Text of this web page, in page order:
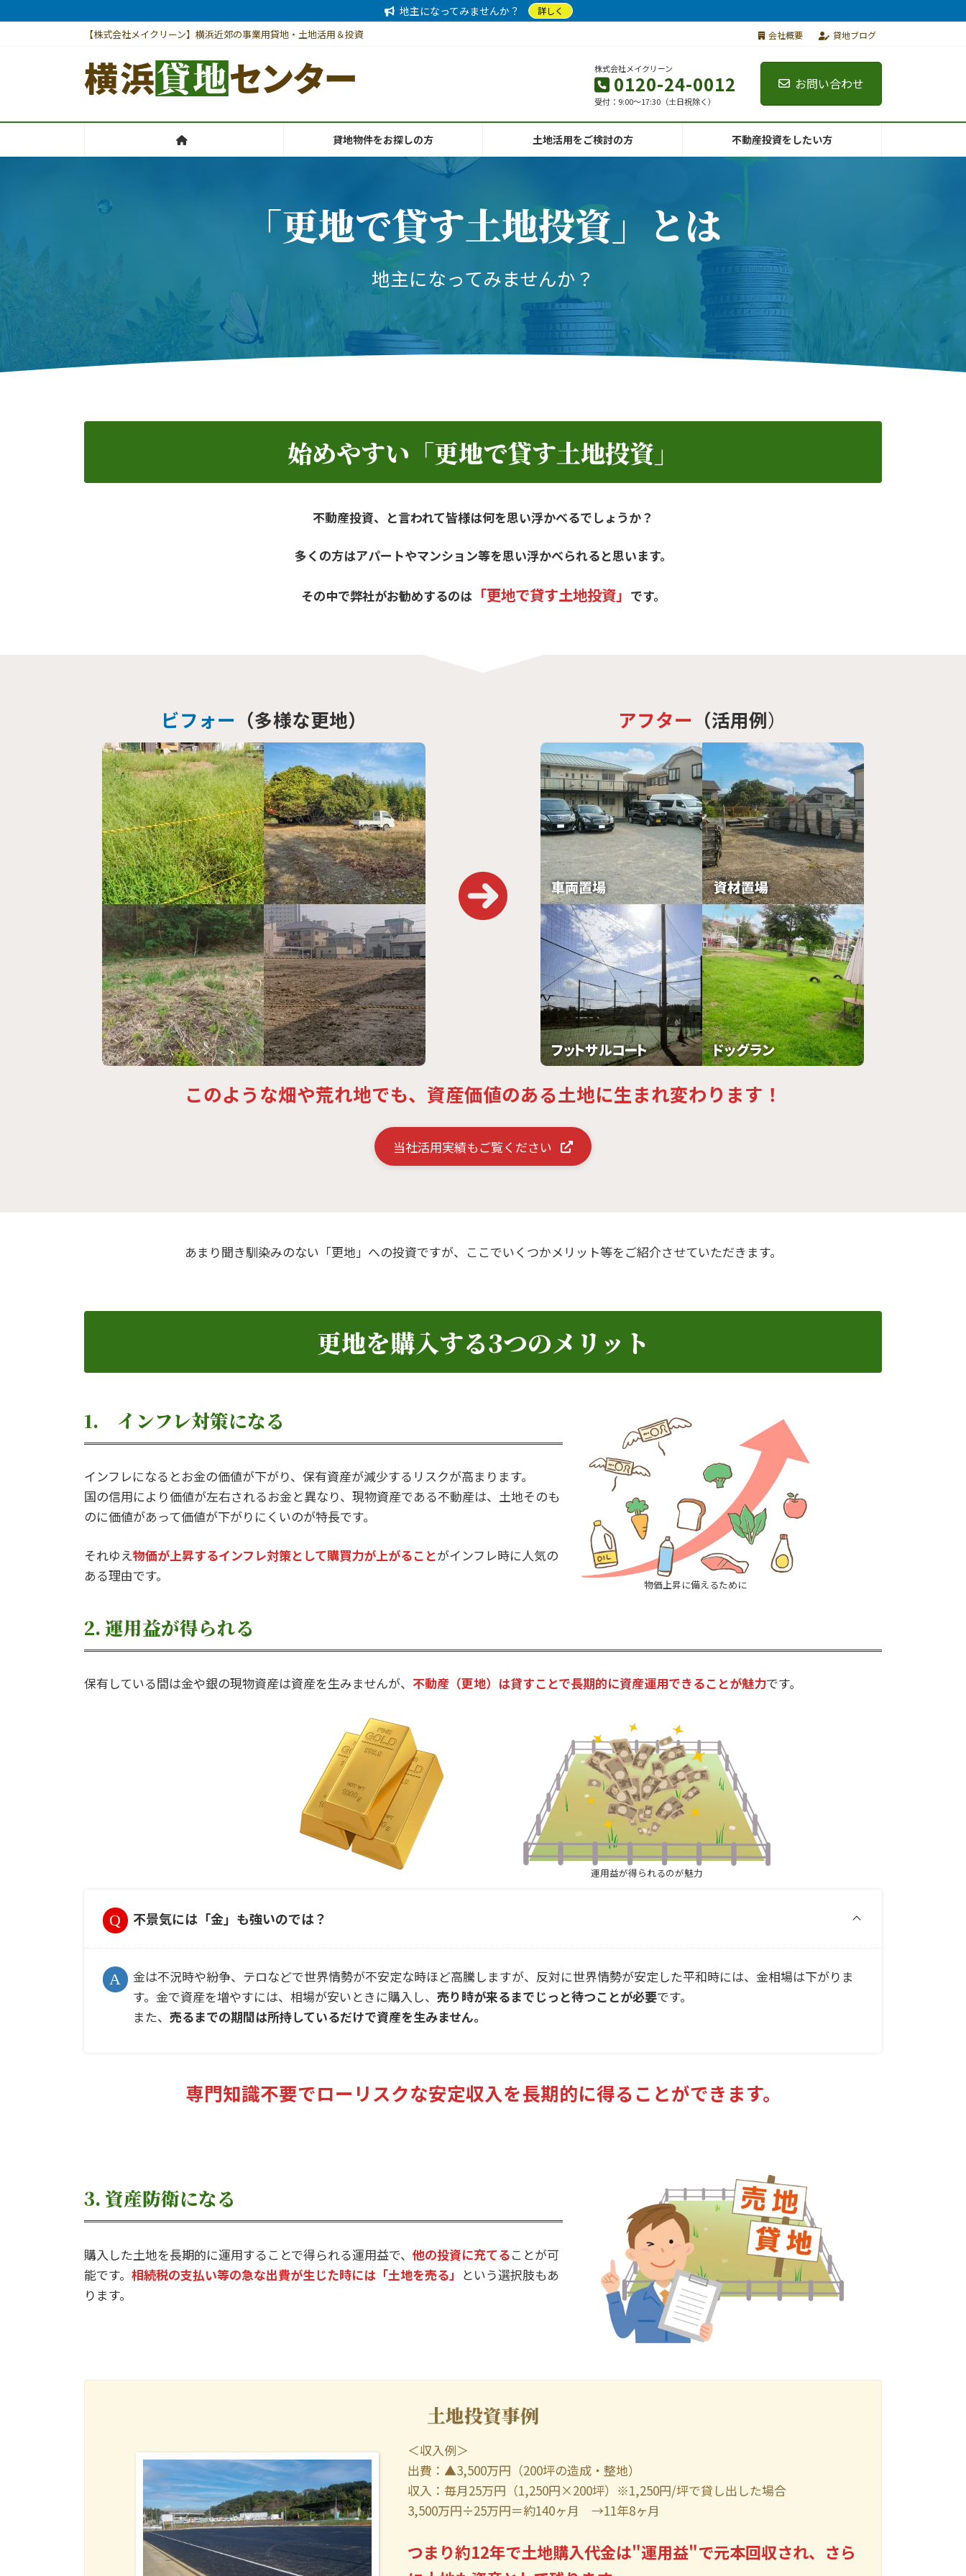
ン
ッ
ビ
移
地主になってみませんか？ 詳しく
【株式会社メイクリーン】横浜近郊の事業用貸地・土地活用＆投資 会社概要 貸地ブログ
株式会社メイクリーン
0120-24-0012
受付：9:00～17:30（土日祝除く）
お問い合わせ
貸地物件をお探しの方 土地活用をご検討の方 不動産投資をしたい方
「更地で貸す土地投資」とは
地主になってみませんか？
始めやすい「更地で貸す土地投資」
不動産投資、と言われて皆様は何を思い浮かべるでしょうか？
多くの方はアパートやマンション等を思い浮かべられると思います。
その中で弊社がお勧めするのは「更地で貸す土地投資」 です。
ビフォー （多様な更地） アフター （活用例）
このような畑や荒れ地でも、資産価値のある土地に生まれ変わります！
当社活用実績もご覧ください
あまり聞き馴染みのない「更地」への投資ですが、 ここでいくつかメリット等をご紹介させていただきます。
更地を購入する3つのメリット
1. インフレ対策になる
インフレになるとお金の価値が下がり、保有資産が減少するリスクが高まります。
国の信用により価値が左右されるお金と異なり、現物資産である不動産は、土地そのも
のに価値があって価値が下がりにくいのが特長です。
それゆえ物価が上昇するインフレ対策として購買力が上がることがインフレ時に人気の
ある理由です。
物価上昇に備えるために
2. 運用益が得られる
保有している間は金や銀の現物資産は資産を生みませんが、 不動産（更地）は貸すことで長期的に資産運用できることが魅力です。
運用益が得られるのが魅力
不景気には「金」も強いのでは？
金は不況時や紛争、テロなどで世界情勢が不安定な時ほど高騰しますが、反対に世界情勢が安定した平和時には、金相場は下がりま
す。金で資産を増やすには、相場が安いときに購入し、 売り時が来るまでじっと待つことが必要です。
また、 売るまでの期間は所持しているだけで資産を生みません。
専門知識不要でローリスクな安定収入を長期的に得ることができます。
3. 資産防衛になる
購入した土地を長期的に運用することで得られる運用益で、 他の投資に充てることが可
能です。 相続税の支払い等の急な出費が生じた時には「土地を売る」 という選択肢もあ
ります。
土地投資事例
＜収入例＞
出費：▲3,500万円（200坪の造成・整地）
収入：毎月25万円（1,250円×200坪）※1,250円/坪で貸し出した場合
3,500万円÷25万円＝約140ヶ月 →11年8ヶ月
つまり約12年で土地購入代金は"運用益"で元本回収され、さら